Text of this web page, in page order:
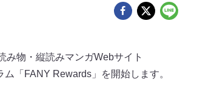
み物・縦読みマンガWebサイト
「FANY Rewards」を開始します。